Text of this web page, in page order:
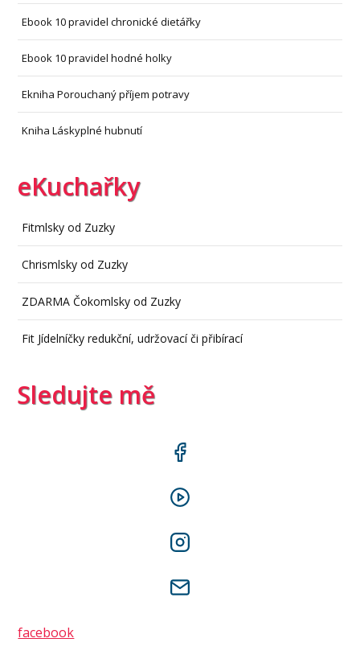
Ebook 10 pravidel chronické dietářky
Ebook 10 pravidel hodné holky
Ekniha Porouchaný příjem potravy
Kniha Láskyplné hubnutí
eKuchařky
Fitmlsky od Zuzky
Chrismlsky od Zuzky
ZDARMA Čokomlsky od Zuzky
Fit Jídelníčky redukční, udržovací či přibírací
Sledujte mě
facebook